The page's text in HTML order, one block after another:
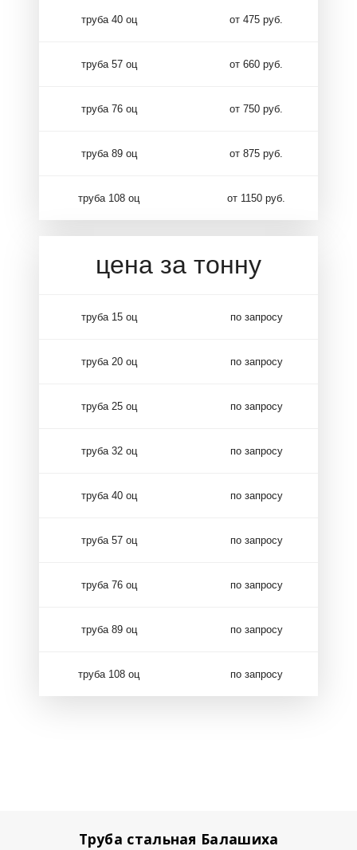
труба 40 оц от 475 руб.
труба 57 оц от 660 руб.
труба 76 оц от 750 руб.
труба 89 оц от 875 руб.
труба 108 оц от 1150 руб.
цена за тонну
труба 15 оц по запросу
труба 20 оц по запросу
труба 25 оц по запросу
труба 32 оц по запросу
труба 40 оц по запросу
труба 57 оц по запросу
труба 76 оц по запросу
труба 89 оц по запросу
труба 108 оц по запросу
Труба стальная Балашиха